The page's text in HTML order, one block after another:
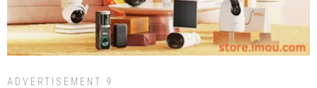
ADVERTISEMENT 9